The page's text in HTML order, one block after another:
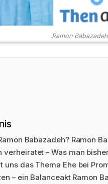
Ramon
Babazadeh? Ramon
verheiratet – Was man
uns das Thema Ehe bei
– ein Balanceakt Ramon